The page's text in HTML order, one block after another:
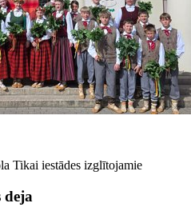
Tikai iestādes izglītojamie
deja